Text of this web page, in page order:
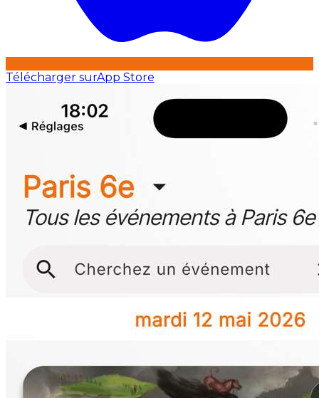
Télécharger surApp Store